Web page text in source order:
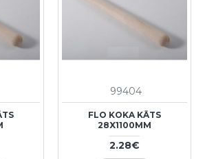
99404
FLO KOKA KĀTS
28X1100MM
2.28€